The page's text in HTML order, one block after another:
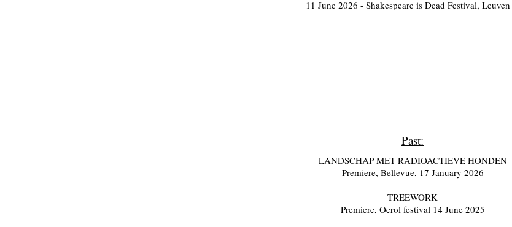
11 June 2026 - Shakespeare is Dead Festival,
Past:
LANDSCHAP MET RADIOACTIEVE HONDEN
Premiere, Bellevue, 17 January 2026
TREEWORK
Premiere, Oerol festival 14 June 2025